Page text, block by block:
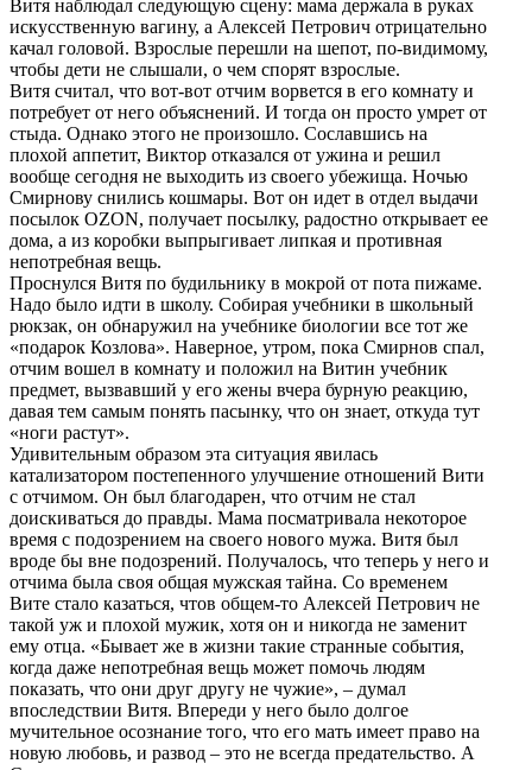
Витя наблюдал следующую сцену: мама держала в руках
искусственную вагину, а Алексей Петрович отрицательно
качал головой. Взрослые перешли на шепот, по-видимому,
чтобы дети не слышали, о чем спорят взрослые.
Витя считал, что вот-вот отчим ворвется в его комнату и
потребует от него объяснений. И тогда он просто умрет от
стыда. Однако этого не произошло. Сославшись на
плохой аппетит, Виктор отказался от ужина и решил
вообще сегодня не выходить из своего убежища. Ночью
Смирнову снились кошмары. Вот он идет в отдел выдачи
посылок ОZON, получает посылку, радостно открывает ее
дома, а из коробки выпрыгивает липкая и противная
непотребная вещь.
Проснулся Витя по будильнику в мокрой от пота пижаме.
Надо было идти в школу. Собирая учебники в школьный
рюкзак, он обнаружил на учебнике биологии все тот же
«подарок Козлова». Наверное, утром, пока Смирнов спал,
отчим вошел в комнату и положил на Витин учебник
предмет, вызвавший у его жены вчера бурную реакцию,
давая тем самым понять пасынку, что он знает, откуда тут
«ноги растут».
Удивительным образом эта ситуация явилась
катализатором постепенного улучшение отношений Вити
с отчимом. Он был благодарен, что отчим не стал
доискиваться до правды. Мама посматривала некоторое
время с подозрением на своего нового мужа. Витя был
вроде бы вне подозрений. Получалось, что теперь у него и
отчима была своя общая мужская тайна. Со временем
Вите стало казаться, чтов общем-то Алексей Петрович не
такой уж и плохой мужик, хотя он и никогда не заменит
ему отца. «Бывает же в жизни такие странные события,
когда даже непотребная вещь может помочь людям
показать, что они друг другу не чужие», – думал
впоследствии Витя. Впереди у него было долгое
мучительное осознание того, что его мать имеет право на
новую любовь, и развод – это не всегда предательство. А